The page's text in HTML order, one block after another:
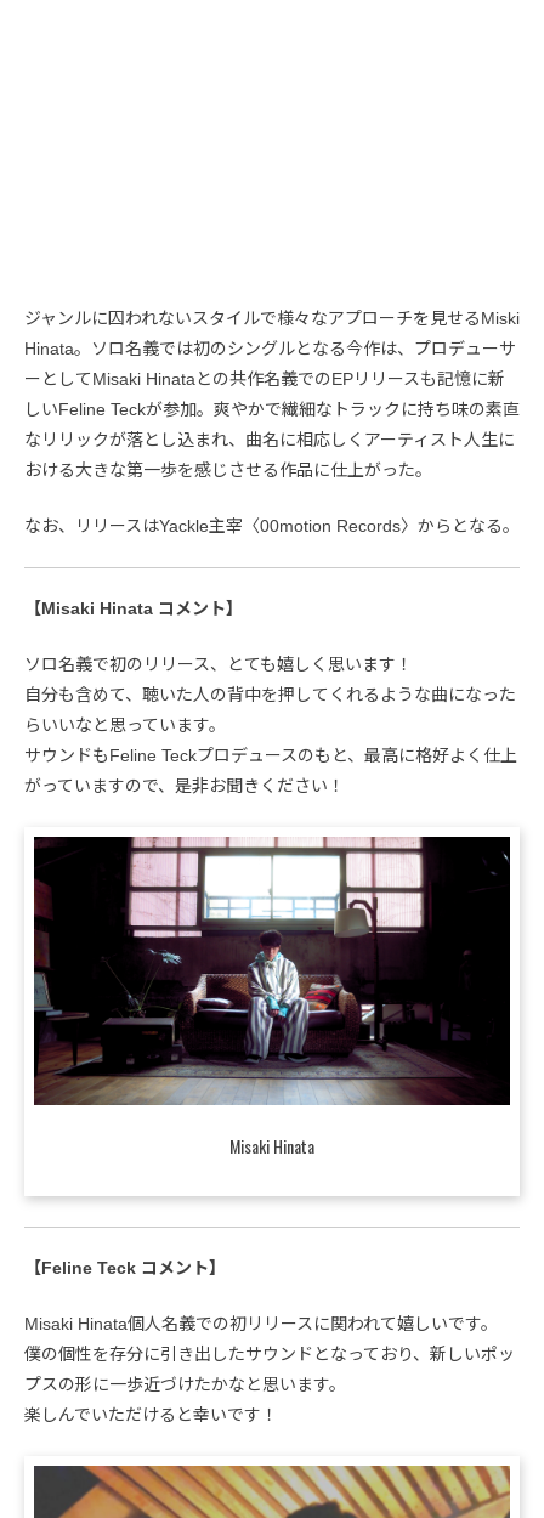
ジャンルに囚われないスタイルで様々なアプローチを見せるMiski
Hinata。ソロ名義では初のシングルとなる今作は、プロデューサ
ーとしてMisaki Hinataとの共作名義でのEPリリースも記憶に新
しいFeline Teckが参加。爽やかで繊細なトラックに持ち味の素直
なリリックが落とし込まれ、曲名に相応しくアーティスト人生に
おける大きな第一歩を感じさせる作品に仕上がった。
なお、リリースはYackle主宰〈00motion Records〉からとなる。
【Misaki Hinata コメント】
ソロ名義で初のリリース、とても嬉しく思います！
自分も含めて、聴いた人の背中を押してくれるような曲になった
らいいなと思っています。
サウンドもFeline Teckプロデュースのもと、最高に格好よく仕上
がっていますので、是非お聞きください！
Misaki Hinata
【Feline Teck コメント】
Misaki Hinata個人名義での初リリースに関われて嬉しいです。
僕の個性を存分に引き出したサウンドとなっており、新しいポッ
プスの形に一歩近づけたかなと思います。
楽しんでいただけると幸いです！